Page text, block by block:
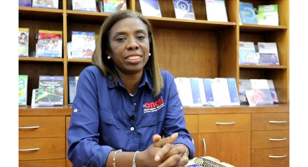
LA
ELABORACIÓN
Y
DE
INDICADORES
VENEZOLANOS
EN
INVESTIGACIÓN
Y